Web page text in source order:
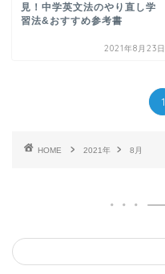
見！中学英文法のやり直し学
習法&おすすめ参考書
2021年8月23日
1
HOME 2021年 8月